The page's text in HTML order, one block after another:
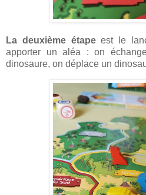
La deuxième étapeest le
apporter un aléa : on
dinosaure, on déplace un